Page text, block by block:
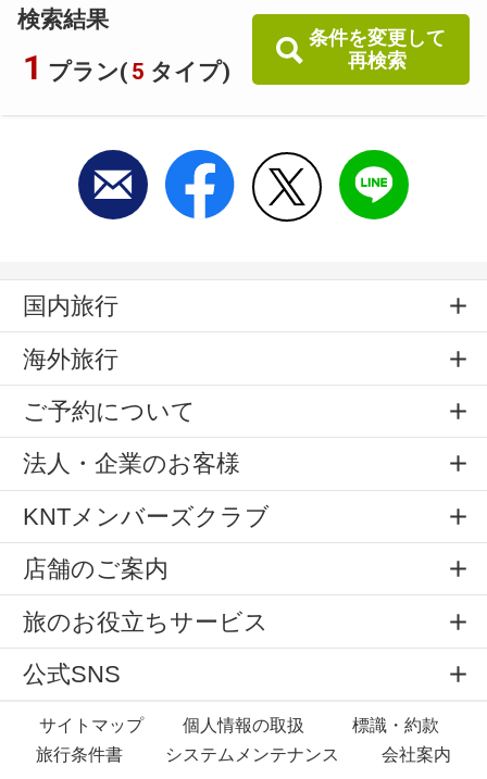
検索結果
1 プラン( 5 タイプ)
条件を変更して
再検索
国内旅行
海外旅行
ご予約について
法人・企業のお客様
KNTメンバーズクラブ
店舗のご案内
旅のお役立ちサービス
公式SNS
サイトマップ 個人情報の取扱
標識・約款
旅行条件書
システムメンテナンス 会社案内